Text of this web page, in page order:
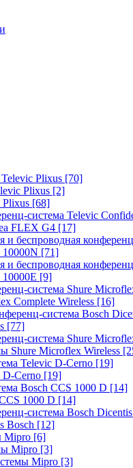
Plixus [70]
Plixus [2]
Plixus [68]
система Televic
FLEX G4 [17]
и беспроводная
10000N [71]
и беспроводная
[9]
система Shure
Complete Wireless [16]
система Bosch
[77]
система Shure
Shure Microflex Wireless
Televic D-Cerno [19]
D-Cerno [19]
Bosch CCS 1000 D [14]
1000 D [14]
система Bosch Dicentis
Bosch [12]
Mipro [6]
Mipro [3]
Mipro [3]